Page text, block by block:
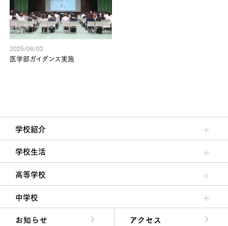
2025/06/02
医学部ガイダンス実施
学校紹介
理事長/学園長メッセージ
安心して任せられる学校
沿革
施設・設備
大学合格実績
学校生活
クラブ活動・生徒会活動
夙川ブログ
制服紹介
夙川カレンダー
高等学校
高校校長からの挨拶
高校の教育方針／特色
特進コース／進学コース
年間行事
先輩たちの声・生徒たちの声
中学校
中学校長からの挨拶
中学校の教育方針／特色
Aコース／Bコース
年間行事
先輩たちの声・生徒たちの声
お知らせ
アクセス